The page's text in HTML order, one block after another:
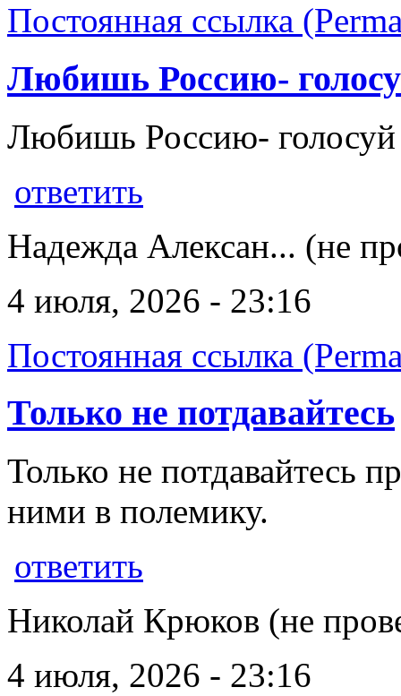
Постоянная ссылка
Любишь Россию-
Любишь Россию-
ответить
Надежда Алексан... (не
4 июля, 2026 - 23:16
Постоянная ссылка
Только не потдавайтесь
Только не потдавайтесь
ними в полемику.
ответить
Николай Крюков (не
4 июля, 2026 - 23:16